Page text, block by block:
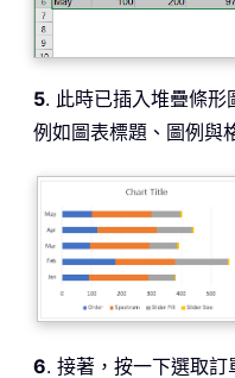
5. 此時已插入堆疊條形
例如圖表標題、圖例與
6. 接著，按一下選取